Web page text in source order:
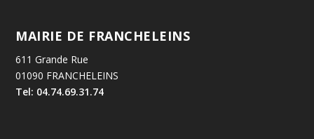
MAIRIE DE FRANCHELEINS
611 Grande Rue
01090 FRANCHELEINS
Tel: 04.74.69.31.74